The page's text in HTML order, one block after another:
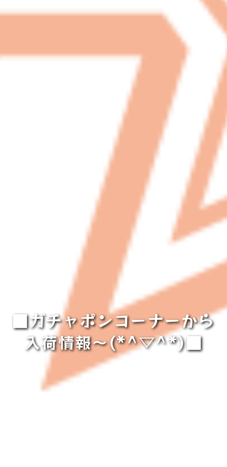
■ガチャポンコーナーから
入荷情報～(*^▽^*)■